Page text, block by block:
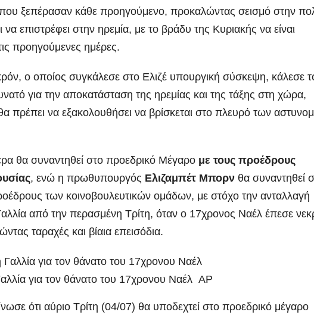
ξεπέρασαν κάθε προηγούμενο, προκαλώντας σεισμό στην
επιστρέφει στην ηρεμία, με το βράδυ της Κυριακής να είναι
προηγούμενες ημέρες.
ο οποίος συγκάλεσε στο Ελιζέ υπουργική σύσκεψη, κάλεσε
για την αποκατάσταση της ηρεμίας και της τάξης στη χώρα,
πρέπει να εξακολουθήσει να βρίσκεται στο πλευρό των
θα συναντηθεί στο προεδρικό Μέγαρο με τους προέδρους
, ενώ η πρωθυπουργός Ελιζαμπέτ Μπορν θα συναντηθεί
των κοινοβουλευτικών ομάδων, με στόχο την ανταλλαγή
από την περασμένη Τρίτη, όταν ο 17χρονος Ναέλ έπεσε
ταραχές και βίαια επεισόδια.
για τον θάνατο του 17χρονου Ναέλ AP
ότι αύριο Τρίτη (04/07) θα υποδεχτεί στο προεδρικό μέγαρο